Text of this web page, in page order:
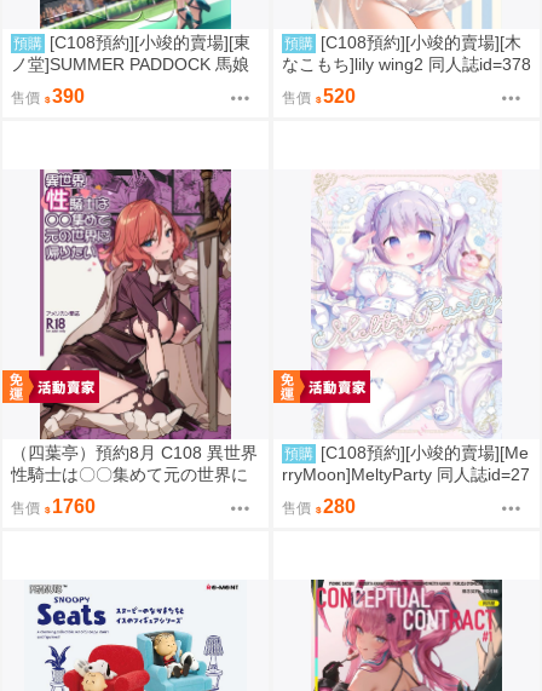
預購 [C108預約][小竣的賣場][東
ノ堂]SUMMER PADDOCK 馬娘
同人誌id=3787232
售價 390
預購 [C108預約][小竣的賣場][木
なこもち]lily wing2 同人誌id=378
售價 520
（四葉亭）預約8月 C108 異世界
性騎士は〇〇集めて元の世界に
帰りたい 特典：B2掛軸 菊池政
治
售價 1760
預購 [C108預約][小竣的賣場][Me
rryMoon]MeltyParty 同人誌id=27
33703
售價 280